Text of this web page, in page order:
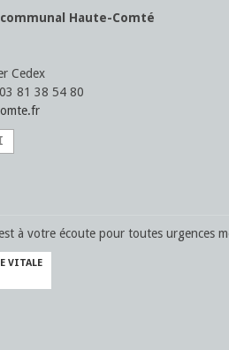
Haute-Comté
Cedex
81 38 54 80
.fr
à votre écoute pour toutes urgences
VITALE